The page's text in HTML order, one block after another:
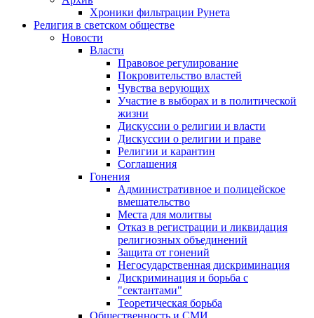
Хроники фильтрации Рунета
Религия в светском обществе
Новости
Власти
Правовое регулирование
Покровительство властей
Чувства верующих
Участие в выборах и в политической
жизни
Дискуссии о религии и власти
Дискуссии о религии и праве
Религии и карантин
Соглашения
Гонения
Административное и полицейское
вмешательство
Места для молитвы
Отказ в регистрации и ликвидация
религиозных объединений
Защита от гонений
Негосударственная дискриминация
Дискриминация и борьба с
"сектантами"
Теоретическая борьба